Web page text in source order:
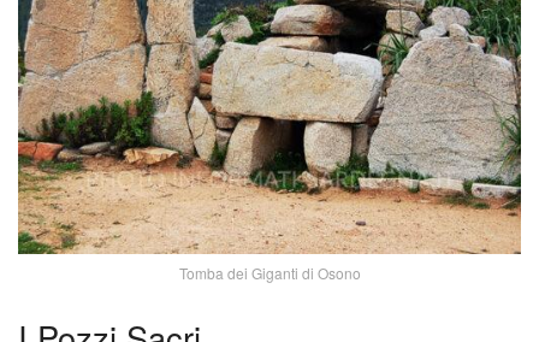
Tomba dei Giganti di Osono